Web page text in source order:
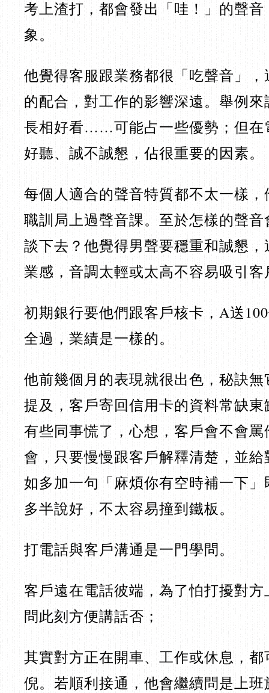
考上渣打，都會發出「哇！」的聲
象。
他覺得客服跟業務都很「吃聲音」
的配合，對工作的影響深遠。舉例
長相好看……可能占一些優勢；但在
好聽、誠不誠懇，佔很重要的因素。
每個人適合的聲音特質都不太一樣
職訓局上過聲音課。至於怎樣的聲
談下去？他覺得男聲要穩重和誠懇
業感，音調太輕或太高不容易吸引客
初期銀行要他們跟客戶核卡，A送
全過，業績是一樣的。
他前幾個月的表現就很出色，秘訣
提及，客戶寄回信用卡的資料常缺
有些同事慌了，心想，客戶會不會
會，只要慢慢跟客戶解釋清楚，並
如多加一句「麻煩你有空時補一下
多半說好，不太容易撞到鐵板。
打電話與客戶溝通是一門學問。
客戶遠在電話彼端，為了怕打擾對
問此刻方便講話否；
其實對方正在開車、工作或休息，
倪。若順利接通，他會繼續問是上